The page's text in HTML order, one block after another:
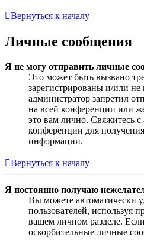
Вернуться к началу
Личные сообщения
Я не могу отправить личные
Это может быть вызвано
зарегистрированы и/или
администратор запретил
на всей конференции или
это вам лично. Свяжитесь
конференции для
информации.
Вернуться к началу
Я постоянно получаю
Вы можете автоматически
пользователей, используя
вашем личном разделе.
оскорбительные личные